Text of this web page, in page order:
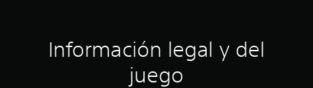
a
Información legal y del
juego